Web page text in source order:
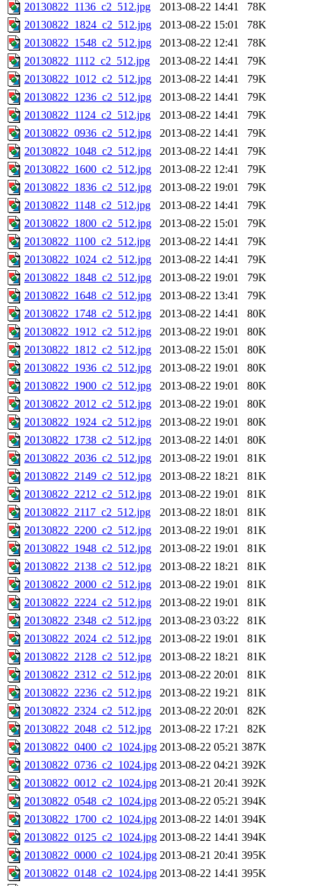
20130822_1136_c2_512.jpg
2013-08-22 14:41
78K
20130822_1824_c2_512.jpg
2013-08-22 15:01
78K
20130822_1548_c2_512.jpg
2013-08-22 12:41
78K
20130822_1112_c2_512.jpg
2013-08-22 14:41
79K
20130822_1012_c2_512.jpg
2013-08-22 14:41
79K
20130822_1236_c2_512.jpg
2013-08-22 14:41
79K
20130822_1124_c2_512.jpg
2013-08-22 14:41
79K
20130822_0936_c2_512.jpg
2013-08-22 14:41
79K
20130822_1048_c2_512.jpg
2013-08-22 14:41
79K
20130822_1600_c2_512.jpg
2013-08-22 12:41
79K
20130822_1836_c2_512.jpg
2013-08-22 19:01
79K
20130822_1148_c2_512.jpg
2013-08-22 14:41
79K
20130822_1800_c2_512.jpg
2013-08-22 15:01
79K
20130822_1100_c2_512.jpg
2013-08-22 14:41
79K
20130822_1024_c2_512.jpg
2013-08-22 14:41
79K
20130822_1848_c2_512.jpg
2013-08-22 19:01
79K
20130822_1648_c2_512.jpg
2013-08-22 13:41
79K
20130822_1748_c2_512.jpg
2013-08-22 14:41
80K
20130822_1912_c2_512.jpg
2013-08-22 19:01
80K
20130822_1812_c2_512.jpg
2013-08-22 15:01
80K
20130822_1936_c2_512.jpg
2013-08-22 19:01
80K
20130822_1900_c2_512.jpg
2013-08-22 19:01
80K
20130822_2012_c2_512.jpg
2013-08-22 19:01
80K
20130822_1924_c2_512.jpg
2013-08-22 19:01
80K
20130822_1738_c2_512.jpg
2013-08-22 14:01
80K
20130822_2036_c2_512.jpg
2013-08-22 19:01
81K
20130822_2149_c2_512.jpg
2013-08-22 18:21
81K
20130822_2212_c2_512.jpg
2013-08-22 19:01
81K
20130822_2117_c2_512.jpg
2013-08-22 18:01
81K
20130822_2200_c2_512.jpg
2013-08-22 19:01
81K
20130822_1948_c2_512.jpg
2013-08-22 19:01
81K
20130822_2138_c2_512.jpg
2013-08-22 18:21
81K
20130822_2000_c2_512.jpg
2013-08-22 19:01
81K
20130822_2224_c2_512.jpg
2013-08-22 19:01
81K
20130822_2348_c2_512.jpg
2013-08-23 03:22
81K
20130822_2024_c2_512.jpg
2013-08-22 19:01
81K
20130822_2128_c2_512.jpg
2013-08-22 18:21
81K
20130822_2312_c2_512.jpg
2013-08-22 20:01
81K
20130822_2236_c2_512.jpg
2013-08-22 19:21
81K
20130822_2324_c2_512.jpg
2013-08-22 20:01
82K
20130822_2048_c2_512.jpg
2013-08-22 17:21
82K
20130822_0400_c2_1024.jpg 2013-08-22 05:21 387K
20130822_0736_c2_1024.jpg 2013-08-22 04:21 392K
20130822_0012_c2_1024.jpg 2013-08-21 20:41 392K
20130822_0548_c2_1024.jpg 2013-08-22 05:21 394K
20130822_1700_c2_1024.jpg 2013-08-22 14:01 394K
20130822_0125_c2_1024.jpg 2013-08-22 14:41 394K
20130822_0000_c2_1024.jpg 2013-08-21 20:41 395K
20130822_0148_c2_1024.jpg 2013-08-22 14:41 395K